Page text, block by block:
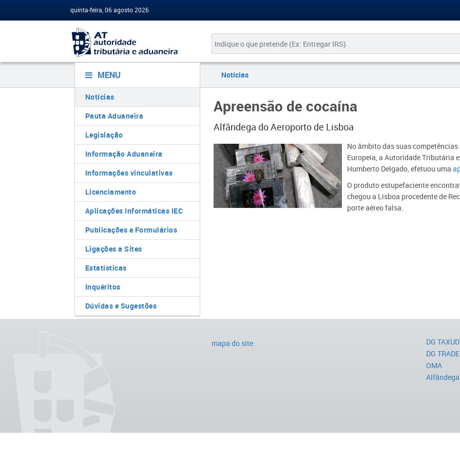
quinta-feira, 06 agosto 2026
MENU
Notícias
Pauta Aduaneira
Legislação
Informação Aduaneira
Informações vinculativas
Licenciamento
Aplicações Informáticas IEC
Publicações e Formulários
Ligações a Sites
Estatísticas
Inquéritos
Dúvidas e Sugestões
Notícias
Apreensão de cocaína
Alfândega do Aeroporto de Lisboa
​No âmbito das suas
Europeia, a Autoridade Tributária
Humberto Delgado, efetuou uma
O produto estupefaciente
chegou a Lisboa procedente de
porte aéreo falsa.
mapa do site
DG TAXUD
DG TRADE
OMA